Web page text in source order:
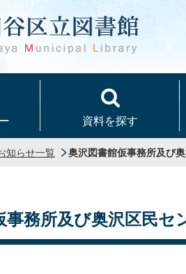
資料を探す
知らせ一覧 奥沢図書館仮事務所及び
事務所及び奥沢区民セ